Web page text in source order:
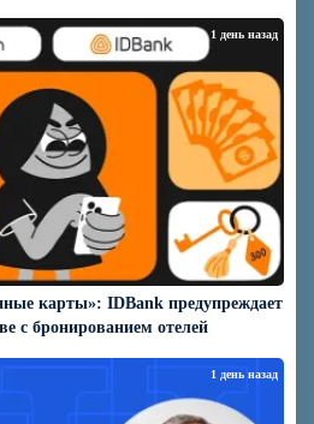
карты»: IDBank предупреждает
с бронированием отелей
1 день назад
1 день назад